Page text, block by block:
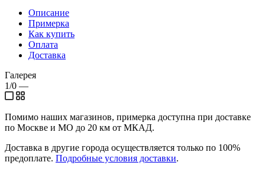
Описание
Примерка
Как купить
Оплата
Доставка
Галерея
1/0 —
Помимо наших магазинов, примерка доступна при доставке
по Москве и МО до 20 км от МКАД.
Доставка в другие города осуществляется только по 100%
предоплате. Подробные условия доставки.